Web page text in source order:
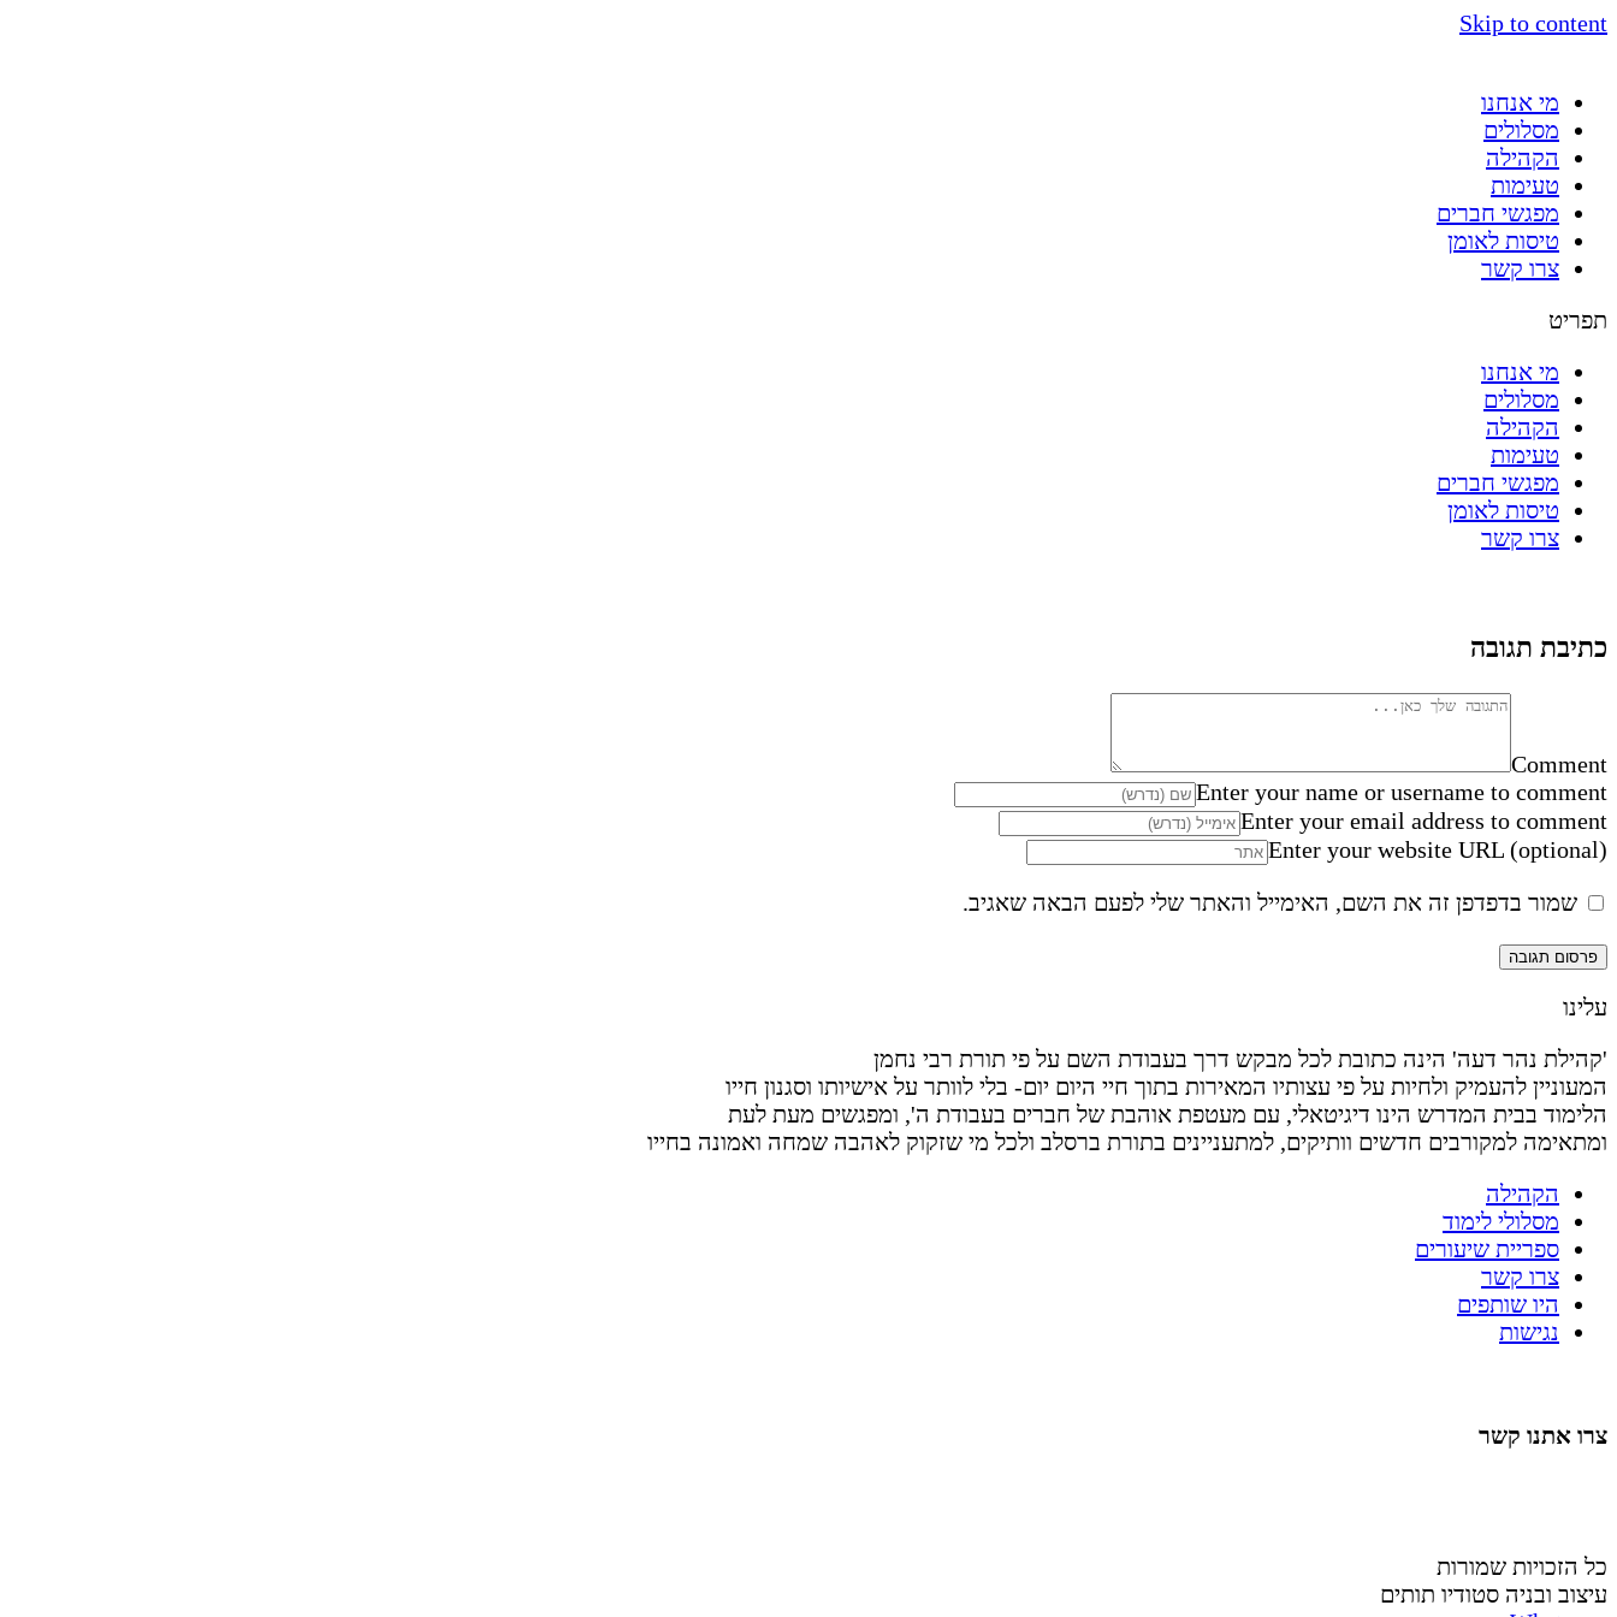
Skip to content
מי אנחנו
מסלולים
הקהילה
טעימות
מפגשי חברים
טיסות לאומן
צרו קשר
תפריט
מי אנחנו
מסלולים
הקהילה
טעימות
מפגשי חברים
טיסות לאומן
צרו קשר
כתיבת תגובה
Comment
Enter your name or username to comment
Enter your email address to comment
Enter your website URL (optional)
שמור בדפדפן זה את השם, האימייל והאתר שלי לפעם הבאה שאגיב.
עלינו
'קהילת נהר דעה' הינה כתובת לכל מבקש דרך בעבודת השם על פי תורת רבי נחמן
המעוניין להעמיק ולחיות על פי עצותיו המאירות בתוך חיי היום יום- בלי לוותר על אישיותו וסגנון חייו
הלימוד בבית המדרש הינו דיגיטאלי, עם מעטפת אוהבת של חברים בעבודת ה', ומפגשים מעת לעת
ומתאימה למקורבים חדשים וותיקים, למתעניינים בתורת ברסלב ולכל מי שזקוק לאהבה שמחה ואמונה בחייו
הקהילה
מסלולי לימוד
ספריית שיעורים
צרו קשר
היו שותפים
נגישות
צרו אתנו קשר
כל הזכויות שמורות
עיצוב ובניה סטודיו תותים